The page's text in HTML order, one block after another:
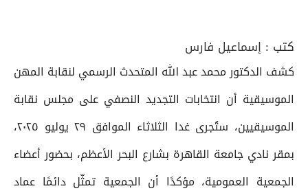
كتب : إسماعيل فارس
كشف الدكتور محمد عبد الله المتحدث الرسمي لنقابة المهن
الموسيقية أن انتخابات التجديد النصفي على مجلس نقابة
الموسيقيين، ستُجرى غدا الثلاثاء الموافق ٢٩ يوليو ٢٠٢٥،
بمقر نادي جامعة القاهرة بشارع البحر الأعظم، بحضور أعضاء
الجمعية العمومية، مؤكدًا أن الجمعية تمثّل دائمًا عماد